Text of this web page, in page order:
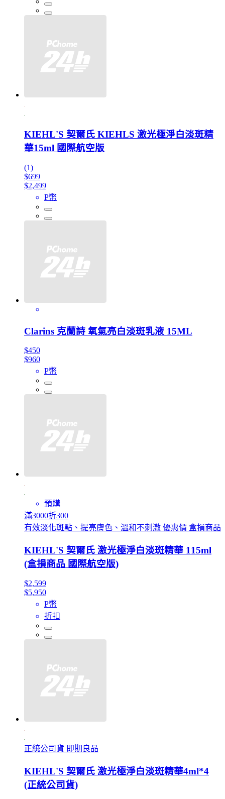
KIEHL'S 契爾氏 KIEHLS 激光極淨白淡斑精
華15ml 國際航空版
(1)
$699
$2,499
P幣
Clarins 克蘭詩 氧氣亮白淡斑乳液 15ML
$450
$960
P幣
預購
滿3000折300
有效淡化斑點、提亮膚色、溫和不刺激 優惠價 盒損商品
KIEHL'S 契爾氏 激光極淨白淡斑精華 115ml
(盒損商品 國際航空版)
$2,599
$5,950
P幣
折扣
正統公司貨 即期良品
KIEHL'S 契爾氏 激光極淨白淡斑精華4ml*4
(正統公司貨)